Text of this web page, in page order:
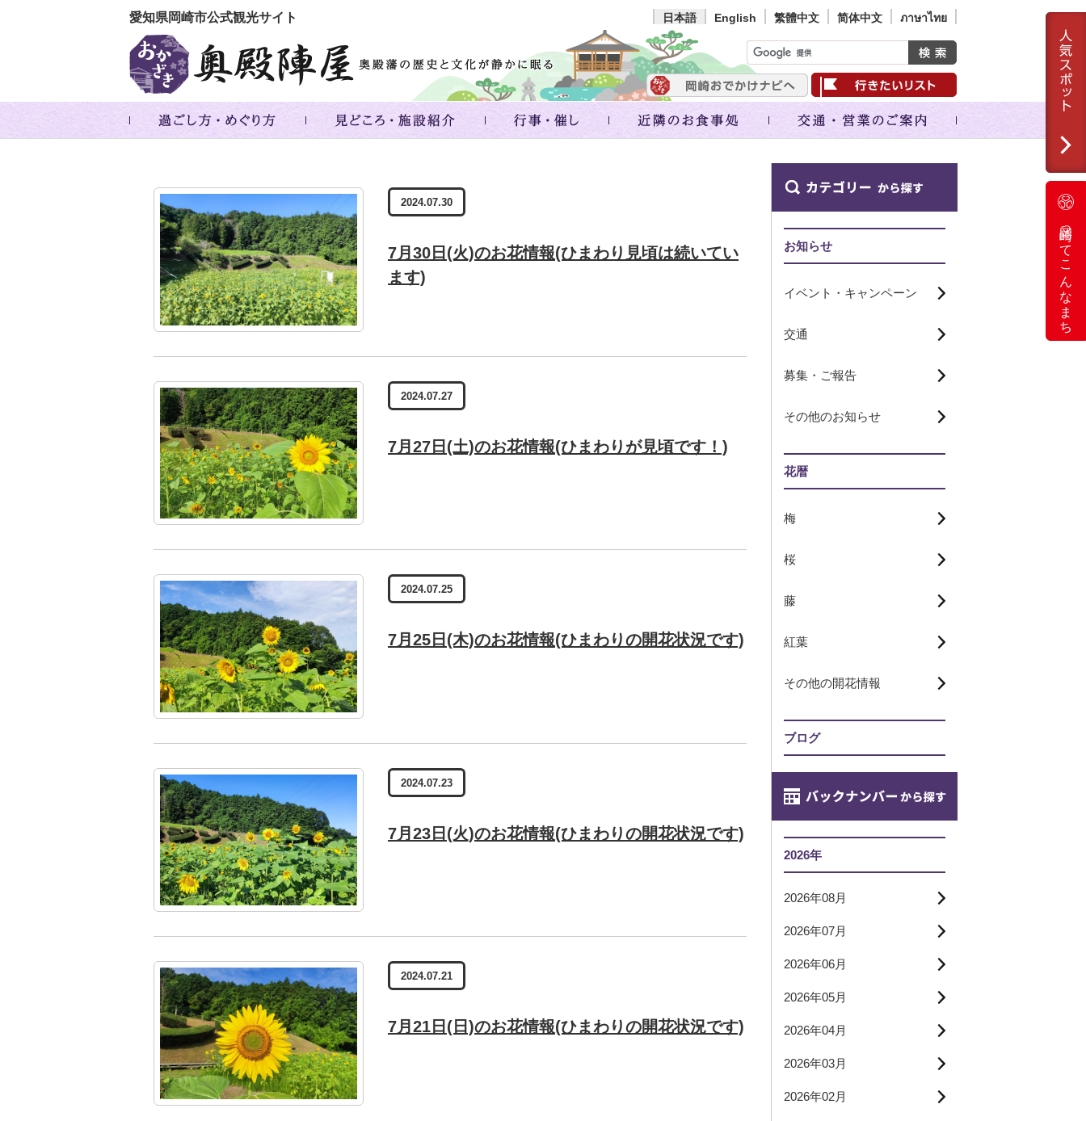
愛知県岡崎市公式観光サイト 日本語 English 繁體中文 简体中文 ภาษาไทย
岡崎ってこんなまち
2024.07.30
7月30日(火)のお花情報(ひまわり見頃は続いてい
ます)
2024.07.27
7月27日(土)のお花情報(ひまわりが見頃です！)
2024.07.25
7月25日(木)のお花情報(ひまわりの開花状況です)
2024.07.23
7月23日(火)のお花情報(ひまわりの開花状況です)
2024.07.21
7月21日(日)のお花情報(ひまわりの開花状況です)
お知らせ
イベント・キャンペーン
交通
募集・ご報告
その他のお知らせ
花暦
梅
桜
藤
紅葉
その他の開花情報
ブログ
2026年
2026年08月
2026年07月
2026年06月
2026年05月
2026年04月
2026年03月
2026年02月